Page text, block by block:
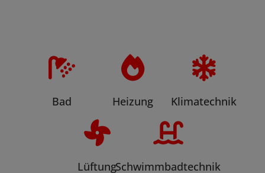
Bad Heizung Klimatechnik
LüftungSchwimmbadtechnik